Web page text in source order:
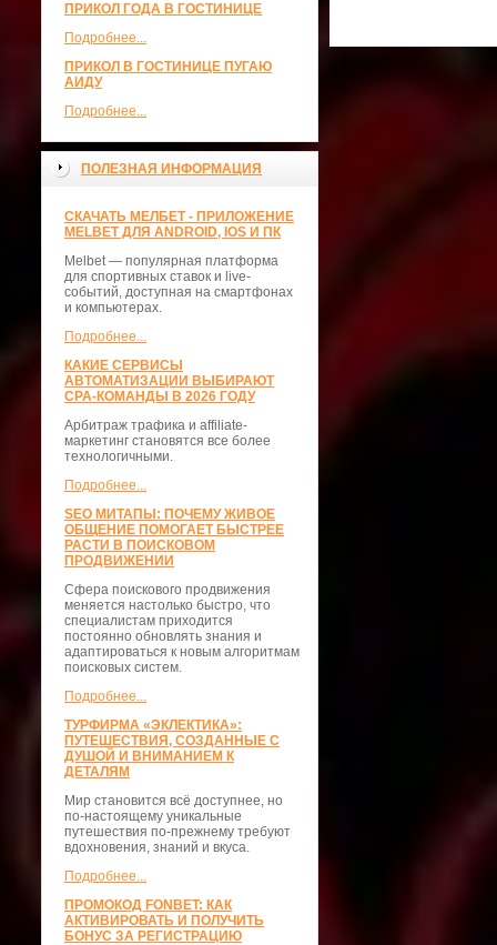
ПРИКОЛ ГОДА В ГОСТИНИЦЕ
Подробнее...
ПРИКОЛ В ГОСТИНИЦЕ ПУГАЮ
АИДУ
Подробнее...
ПОЛЕЗНАЯ ИНФОРМАЦИЯ
СКАЧАТЬ МЕЛБЕТ - ПРИЛОЖЕНИЕ
MELBET ДЛЯ ANDROID, IOS И ПК
Melbet — популярная платформа
для спортивных ставок и live-
событий, доступная на смартфонах
и компьютерах.
Подробнее...
КАКИЕ СЕРВИСЫ
АВТОМАТИЗАЦИИ ВЫБИРАЮТ
CPA-КОМАНДЫ В 2026 ГОДУ
Арбитраж трафика и affiliate-
маркетинг становятся все более
технологичными.
Подробнее...
SEO МИТАПЫ: ПОЧЕМУ ЖИВОЕ
ОБЩЕНИЕ ПОМОГАЕТ БЫСТРЕЕ
РАСТИ В ПОИСКОВОМ
ПРОДВИЖЕНИИ
Сфера поискового продвижения
меняется настолько быстро, что
специалистам приходится
постоянно обновлять знания и
адаптироваться к новым алгоритмам
поисковых систем.
Подробнее...
ТУРФИРМА «ЭКЛЕКТИКА»:
ПУТЕШЕСТВИЯ, СОЗДАННЫЕ С
ДУШОЙ И ВНИМАНИЕМ К
ДЕТАЛЯМ
Мир становится всё доступнее, но
по-настоящему уникальные
путешествия по-прежнему требуют
вдохновения, знаний и вкуса.
Подробнее...
ПРОМОКОД FONBET: КАК
АКТИВИРОВАТЬ И ПОЛУЧИТЬ
БОНУС ЗА РЕГИСТРАЦИЮ